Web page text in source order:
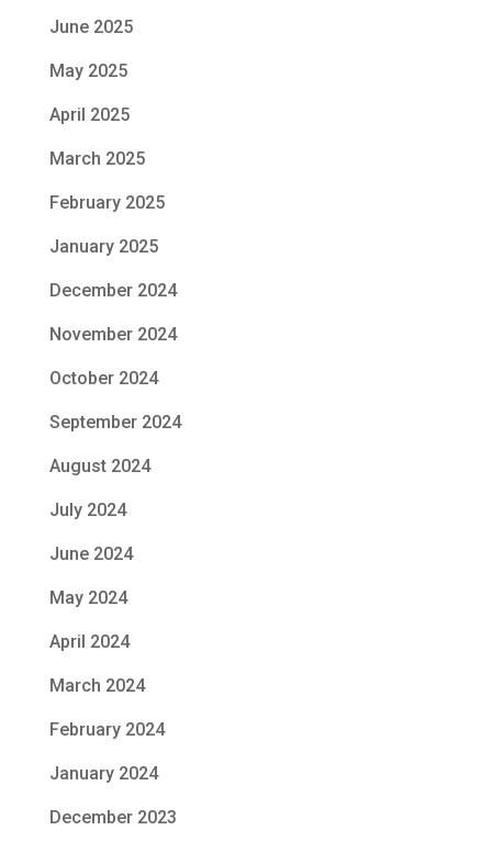
June 2025
May 2025
April 2025
March 2025
February 2025
January 2025
December 2024
November 2024
October 2024
September 2024
August 2024
July 2024
June 2024
May 2024
April 2024
March 2024
February 2024
January 2024
December 2023